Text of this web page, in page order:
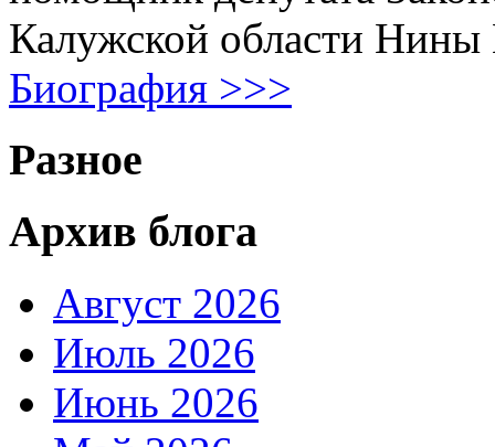
Калужской области
Биография >>>
Разное
Архив блога
Август 2026
Июль 2026
Июнь 2026